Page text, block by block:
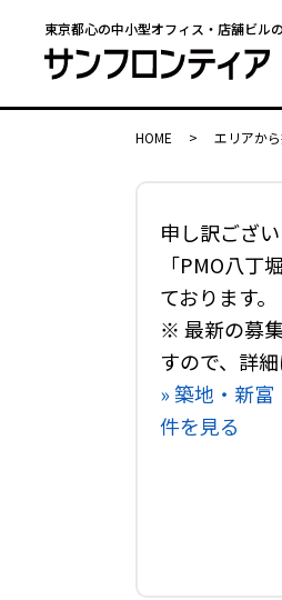
東京都心の中小型オフィス・店舗ビル
HOME > エリアか
申し訳ござい
「PMO八
ております。
※ 最新の募
すので、詳
» 築地・新
件を見る